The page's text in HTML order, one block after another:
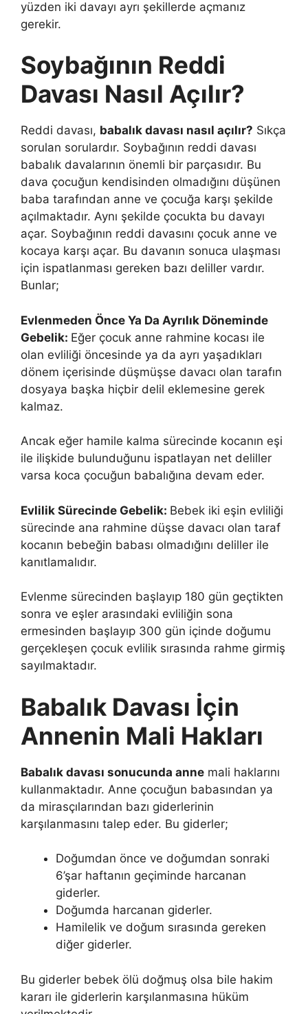
yüzden iki davayı ayrı şekillerde açmanız
gerekir.
Soybağının Reddi
Davası Nasıl Açılır?
Reddi davası, babalık davası nasıl açılır? Sıkça
sorulan sorulardır. Soybağının reddi davası
babalık davalarının önemli bir parçasıdır. Bu
dava çocuğun kendisinden olmadığını düşünen
baba tarafından anne ve çocuğa karşı şekilde
açılmaktadır. Aynı şekilde çocukta bu davayı
açar. Soybağının reddi davasını çocuk anne ve
kocaya karşı açar. Bu davanın sonuca ulaşması
için ispatlanması gereken bazı deliller vardır.
Bunlar;
Evlenmeden Önce Ya Da Ayrılık Döneminde
Gebelik: Eğer çocuk anne rahmine kocası ile
olan evliliği öncesinde ya da ayrı yaşadıkları
dönem içerisinde düşmüşse davacı olan tarafın
dosyaya başka hiçbir delil eklemesine gerek
kalmaz.
Ancak eğer hamile kalma sürecinde kocanın eşi
ile ilişkide bulunduğunu ispatlayan net deliller
varsa koca çocuğun babalığına devam eder.
Evlilik Sürecinde Gebelik: Bebek iki eşin evliliği
sürecinde ana rahmine düşse davacı olan taraf
kocanın bebeğin babası olmadığını deliller ile
kanıtlamalıdır.
Evlenme sürecinden başlayıp 180 gün geçtikten
sonra ve eşler arasındaki evliliğin sona
ermesinden başlayıp 300 gün içinde doğumu
gerçekleşen çocuk evlilik sırasında rahme girmiş
sayılmaktadır.
Babalık Davası İçin
Annenin Mali Hakları
Babalık davası sonucunda anne mali haklarını
kullanmaktadır. Anne çocuğun babasından ya
da mirasçılarından bazı giderlerinin
karşılanmasını talep eder. Bu giderler;
Doğumdan önce ve doğumdan sonraki
6’şar haftanın geçiminde harcanan
giderler.
Doğumda harcanan giderler.
Hamilelik ve doğum sırasında gereken
diğer giderler.
Bu giderler bebek ölü doğmuş olsa bile hakim
kararı ile giderlerin karşılanmasına hüküm